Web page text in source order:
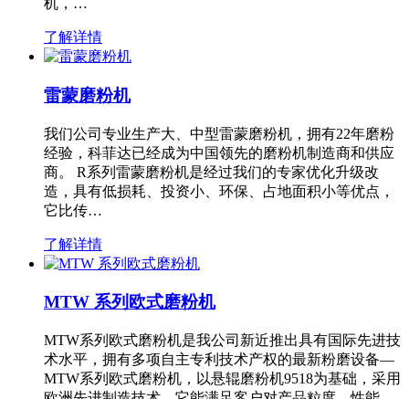
机，…
了解详情
雷蒙磨粉机
我们公司专业生产大、中型雷蒙磨粉机，拥有22年磨粉
经验，科菲达已经成为中国领先的磨粉机制造商和供应
商。 R系列雷蒙磨粉机是经过我们的专家优化升级改
造，具有低损耗、投资小、环保、占地面积小等优点，
它比传…
了解详情
MTW 系列欧式磨粉机
MTW系列欧式磨粉机是我公司新近推出具有国际先进技
术水平，拥有多项自主专利技术产权的最新粉磨设备—
MTW系列欧式磨粉机，以悬辊磨粉机9518为基础，采用